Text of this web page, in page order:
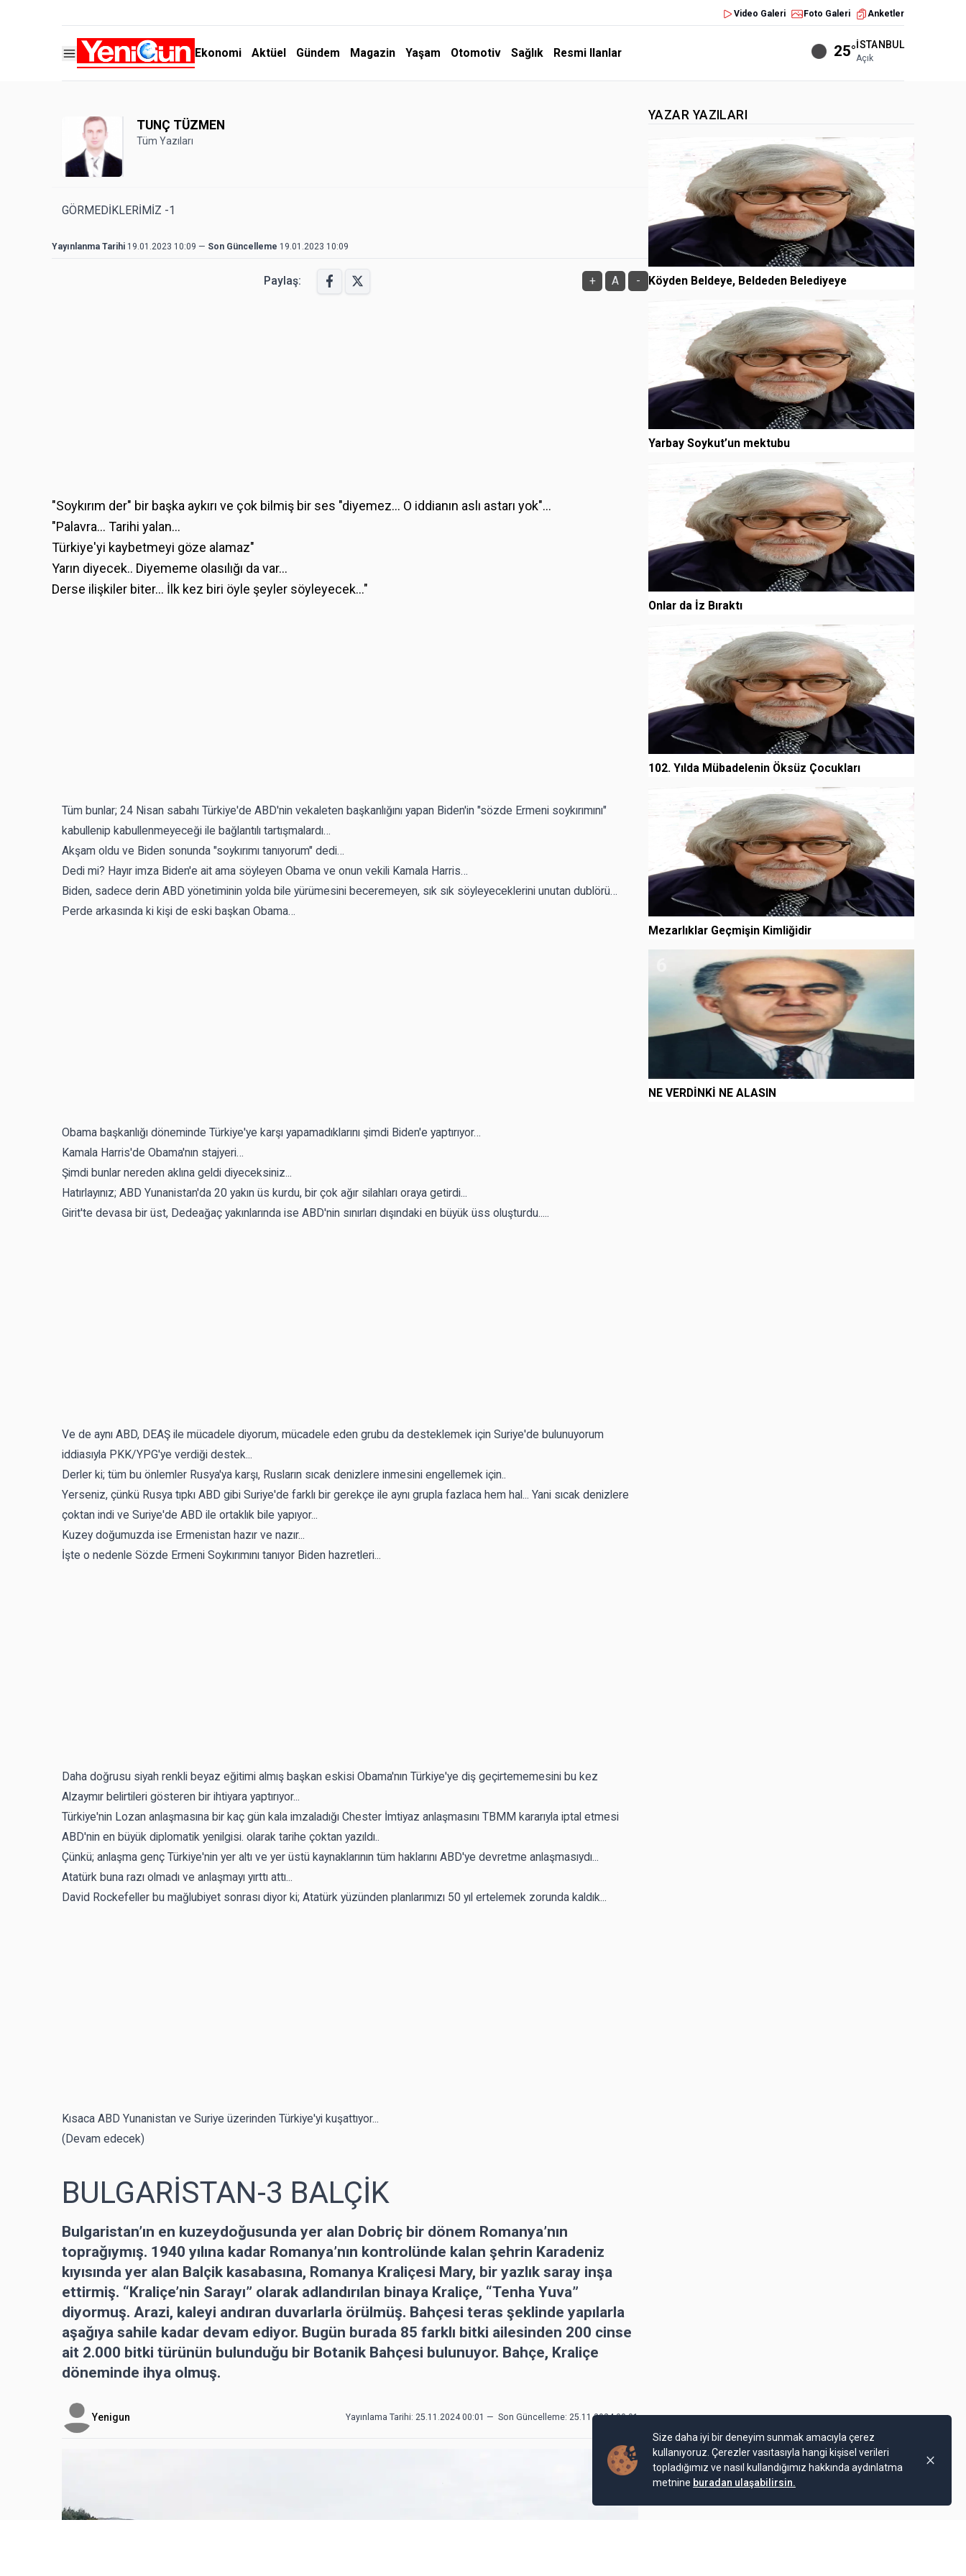
Video Galeri Foto Galeri Anketler
Ekonomi Aktüel Gündem Magazin Yaşam Otomotiv Sağlık Resmi Ilanlar 25°İSTANBUL
Açık
TUNÇ TÜZMEN
Tüm Yazıları
GÖRMEDİKLERİMİZ -1
Yayınlanma Tarihi 19.01.2023 10:09 — Son Güncelleme 19.01.2023 10:09
Paylaş: + A -
"Soykırım der" bir başka aykırı ve çok bilmiş bir ses "diyemez… O iddianın aslı astarı yok"…
"Palavra… Tarihi yalan…
Türkiye'yi kaybetmeyi göze alamaz"
Yarın diyecek.. Diyememe olasılığı da var…
Derse ilişkiler biter… İlk kez biri öyle şeyler söyleyecek…"
Tüm bunlar; 24 Nisan sabahı Türkiye'de ABD'nin vekaleten başkanlığını yapan Biden'in "sözde Ermeni soykırımını"
kabullenip kabullenmeyeceği ile bağlantılı tartışmalardı…
Akşam oldu ve Biden sonunda "soykırımı tanıyorum" dedi…
Dedi mi? Hayır imza Biden'e ait ama söyleyen Obama ve onun vekili Kamala Harris…
Biden, sadece derin ABD yönetiminin yolda bile yürümesini beceremeyen, sık sık söyleyeceklerini unutan dublörü…
Perde arkasında ki kişi de eski başkan Obama…
Obama başkanlığı döneminde Türkiye'ye karşı yapamadıklarını şimdi Biden'e yaptırıyor…
Kamala Harris'de Obama'nın stajyeri…
Şimdi bunlar nereden aklına geldi diyeceksiniz...
Hatırlayınız; ABD Yunanistan'da 20 yakın üs kurdu, bir çok ağır silahları oraya getirdi...
Girit'te devasa bir üst, Dedeağaç yakınlarında ise ABD'nin sınırları dışındaki en büyük üss oluşturdu.....
Ve de aynı ABD, DEAŞ ile mücadele diyorum, mücadele eden grubu da desteklemek için Suriye'de bulunuyorum
iddiasıyla PKK/YPG'ye verdiği destek...
Derler ki; tüm bu önlemler Rusya'ya karşı, Rusların sıcak denizlere inmesini engellemek için..
Yerseniz, çünkü Rusya tıpkı ABD gibi Suriye'de farklı bir gerekçe ile aynı grupla fazlaca hem hal... Yani sıcak denizlere
çoktan indi ve Suriye'de ABD ile ortaklık bile yapıyor...
Kuzey doğumuzda ise Ermenistan hazır ve nazır...
İşte o nedenle Sözde Ermeni Soykırımını tanıyor Biden hazretleri...
Daha doğrusu siyah renkli beyaz eğitimi almış başkan eskisi Obama'nın Türkiye'ye diş geçirtememesini bu kez
Alzaymır belirtileri gösteren bir ihtiyara yaptırıyor...
Türkiye'nin Lozan anlaşmasına bir kaç gün kala imzaladığı Chester İmtiyaz anlaşmasını TBMM kararıyla iptal etmesi
ABD'nin en büyük diplomatik yenilgisi. olarak tarihe çoktan yazıldı..
Çünkü; anlaşma genç Türkiye'nin yer altı ve yer üstü kaynaklarının tüm haklarını ABD'ye devretme anlaşmasıydı...
Atatürk buna razı olmadı ve anlaşmayı yırttı attı...
David Rockefeller bu mağlubiyet sonrası diyor ki; Atatürk yüzünden planlarımızı 50 yıl ertelemek zorunda kaldık...
Kısaca ABD Yunanistan ve Suriye üzerinden Türkiye'yi kuşattıyor...
(Devam edecek)
BULGARİSTAN-3 BALÇİK
Bulgaristan’ın en kuzeydoğusunda yer alan Dobriç bir dönem Romanya’nın
toprağıymış. 1940 yılına kadar Romanya’nın kontrolünde kalan şehrin Karadeniz
kıyısında yer alan Balçik kasabasına, Romanya Kraliçesi Mary, bir yazlık saray inşa
ettirmiş. “Kraliçe’nin Sarayı” olarak adlandırılan binaya Kraliçe, “Tenha Yuva”
diyormuş. Arazi, kaleyi andıran duvarlarla örülmüş. Bahçesi teras şeklinde yapılarla
aşağıya sahile kadar devam ediyor. Bugün burada 85 farklı bitki ailesinden 200 cinse
ait 2.000 bitki türünün bulunduğu bir Botanik Bahçesi bulunuyor. Bahçe, Kraliçe
döneminde ihya olmuş.
Yenigun Yayınlama Tarihi: 25.11.2024 00:01 — Son Güncelleme: 25.11.2024 00:01
YAZAR YAZILARI
Köyden Beldeye, Beldeden Belediyeye
Yarbay Soykut’un mektubu
Onlar da İz Bıraktı
102. Yılda Mübadelenin Öksüz Çocukları
Mezarlıklar Geçmişin Kimliğidir
NE VERDİNKİ NE ALASIN
Size daha iyi bir deneyim sunmak amacıyla çerez
kullanıyoruz. Çerezler vasıtasıyla hangi kişisel verileri
topladığımız ve nasıl kullandığımız hakkında aydınlatma
metnine buradan ulaşabilirsin.